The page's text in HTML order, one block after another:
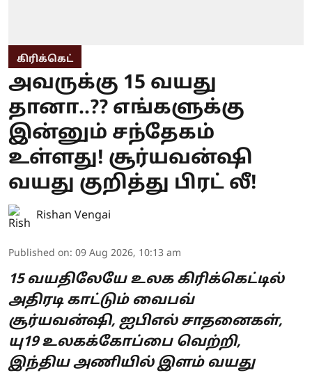
கிரிக்கெட்
அவருக்கு 15 வயது
தானா..?? எங்களுக்கு
இன்னும் சந்தேகம்
உள்ளது! சூர்யவன்ஷி
வயது குறித்து பிரட் லீ!
Rishan Vengai
Published on: 09 Aug 2026, 10:13 am
15 வயதிலேயே உலக கிரிக்கெட்டில்
அதிரடி காட்டும் வைபவ்
சூர்யவன்ஷி, ஐபிஎல் சாதனைகள்,
யு19 உலகக்கோப்பை வெற்றி,
இந்திய அணியில் இளம் வயது